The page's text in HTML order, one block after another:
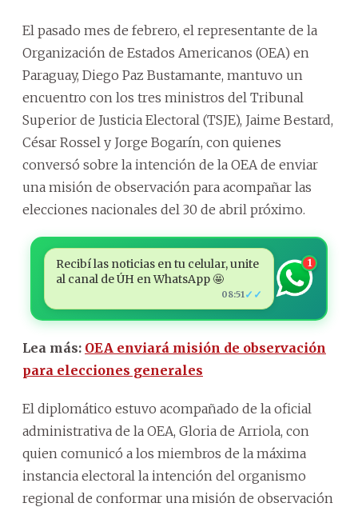
El pasado mes de febrero, el representante de la
Organización de Estados Americanos (OEA) en
Paraguay, Diego Paz Bustamante, mantuvo un
encuentro con los tres ministros del Tribunal
Superior de Justicia Electoral (TSJE), Jaime Bestard,
César Rossel y Jorge Bogarín, con quienes
conversó sobre la intención de la OEA de enviar
una misión de observación para acompañar las
elecciones nacionales del 30 de abril próximo.
Recibí las noticias en tu celular, unite
al canal de ÚH en WhatsApp 🤩
08:51 ✓✓
1
Lea más: OEA enviará misión de observación
para elecciones generales
El diplomático estuvo acompañado de la oficial
administrativa de la OEA, Gloria de Arriola, con
quien comunicó a los miembros de la máxima
instancia electoral la intención del organismo
regional de conformar una misión de observación